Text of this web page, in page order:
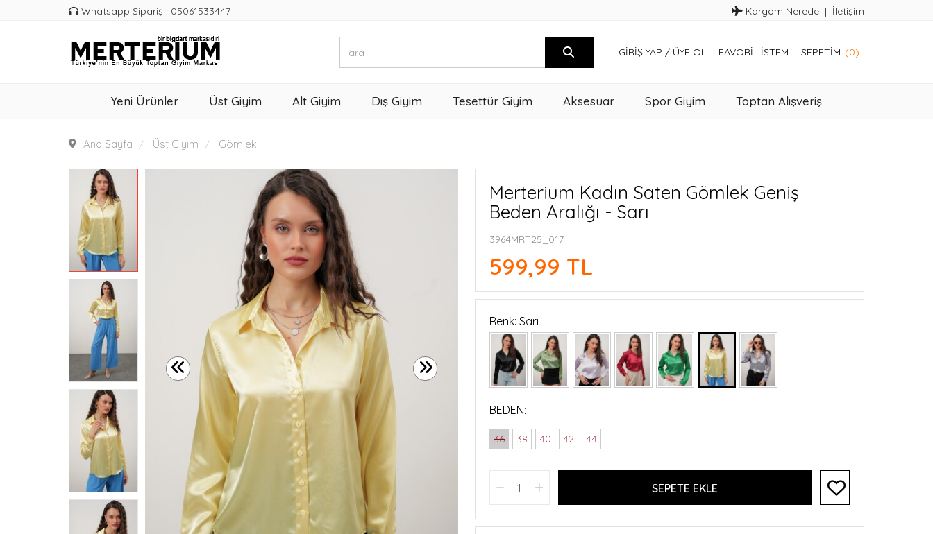
Whatsapp Sipariş : 05061533447 Kargom Nerede İletişim
GIRIŞ YAP / ÜYE OL FAVORI LISTEM SEPETIM (0)
Yeni Ürünler Üst Giyim Alt Giyim Dış Giyim Tesettür Giyim Aksesuar Spor Giyim Toptan Alışveriş
Ana Sayfa Üst Giyim Gömlek
Merterium Kadın Saten Gömlek Geniş
Beden Aralığı - Sarı
3964MRT25_017
599,99 TL
Renk: Sarı
BEDEN:
36 38 40 42 44
SEPETE EKLE